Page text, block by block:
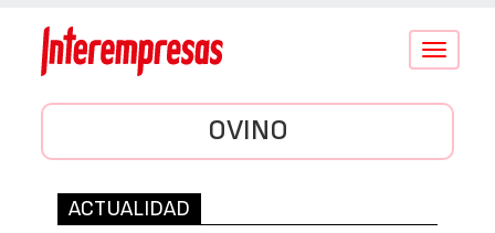
Conmutar
OVINO
ACTUALIDAD